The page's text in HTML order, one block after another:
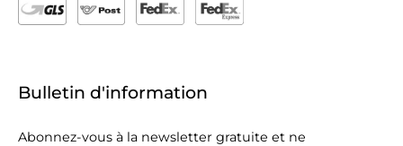
Bulletin d'information
Abonnez-vous à la newsletter gratuite et ne